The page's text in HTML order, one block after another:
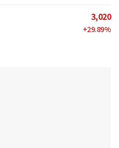
3,020
+29.89%